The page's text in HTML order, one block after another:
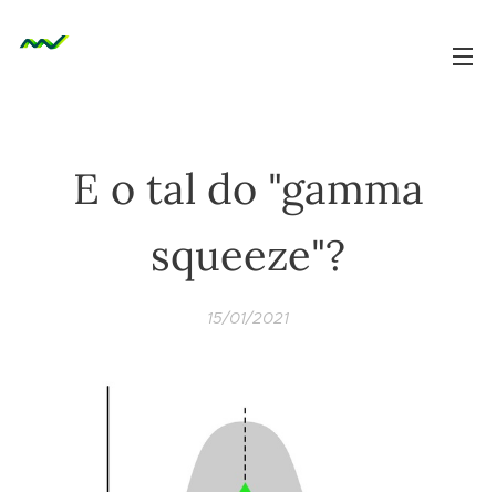
E o tal do "gamma
squeeze"?
15/01/2021